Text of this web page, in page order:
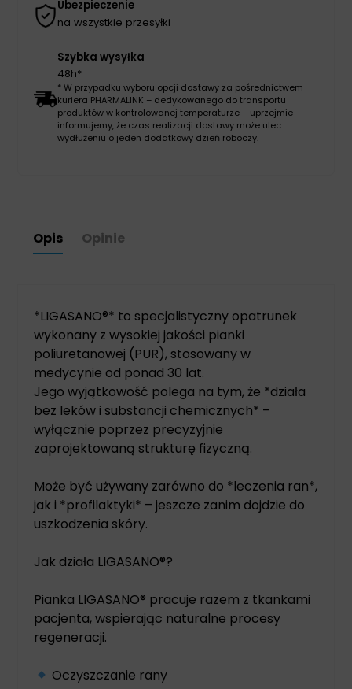
Ubezpieczenie
na wszystkie przesyłki
Szybka wysyłka
48h*
* W przypadku wyboru opcji dostawy za pośrednictwem
kuriera PHARMALINK – dedykowanego do transportu
produktów w kontrolowanej temperaturze – uprzejmie
informujemy, że czas realizacji dostawy może ulec
wydłużeniu o jeden dodatkowy dzień roboczy.
Opis Opinie
*LIGASANO®* to specjalistyczny opatrunek
wykonany z wysokiej jakości pianki
poliuretanowej (PUR), stosowany w
medycynie od ponad 30 lat.
Jego wyjątkowość polega na tym, że *działa
bez leków i substancji chemicznych* –
wyłącznie poprzez precyzyjnie
zaprojektowaną strukturę fizyczną.
Może być używany zarówno do *leczenia ran*,
jak i *profilaktyki* – jeszcze zanim dojdzie do
uszkodzenia skóry.
Jak działa LIGASANO®?
Pianka LIGASANO® pracuje razem z tkankami
pacjenta, wspierając naturalne procesy
regeneracji.
Oczyszczanie rany